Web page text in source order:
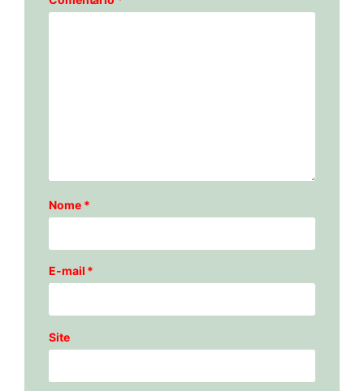
Nome *
E-mail *
Site